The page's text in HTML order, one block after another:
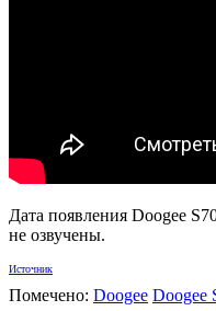
Дата появления Doogee
не озвучены.
Источник
Помечено: Doogee Doogee